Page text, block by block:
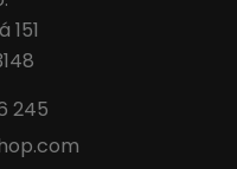
151
245